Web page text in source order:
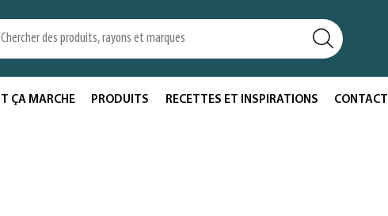
ÇA MARCHE PRODUITS RECETTES ET INSPIRATIONS CONTACT